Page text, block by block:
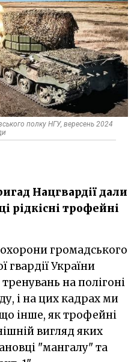
полку НГУ, вересень 2024
Нацгвардії дали
рідкісні трофейні
гвардії України
на полігоні
і на цих кадрах ми
інше, як трофейні
вигляд яких
"мангалу" та